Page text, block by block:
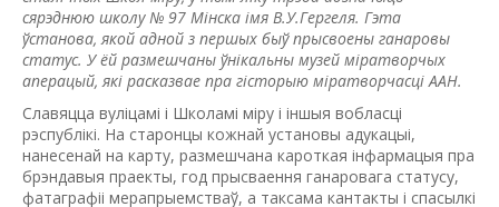
сярэднюю школу № 97 Мінска імя В.У.Гергеля. Гэта
ўстанова, якой адной з першых быў прысвоены ганаровы
статус. У ёй размешчаны ўнікальны музей міратворчых
аперацый, які расказвае пра гісторыю міратворчасці ААН.
Славяцца вуліцамі і Школамі міру і іншыя вобласці
рэспублікі. На старонцы кожнай установы адукацыі,
нанесенай на карту, размешчана кароткая інфармацыя пра
брэндавыя праекты, год прысваення ганаровага статусу,
фатаграфіі мерапрыемстваў, а таксама кантакты і спасылкі